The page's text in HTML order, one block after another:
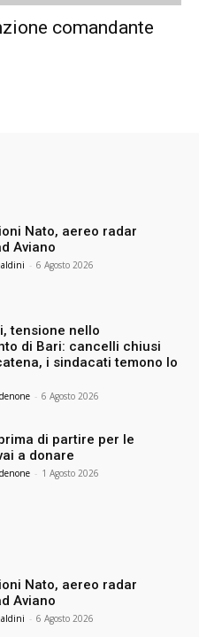
comandante
Nato, aereo radar
Aviano
- 6 Agosto 2026
tensione nello
di Bari: cancelli chiusi
i sindacati temono lo
- 6 Agosto 2026
di partire per le
a donare
- 1 Agosto 2026
Nato, aereo radar
Aviano
- 6 Agosto 2026